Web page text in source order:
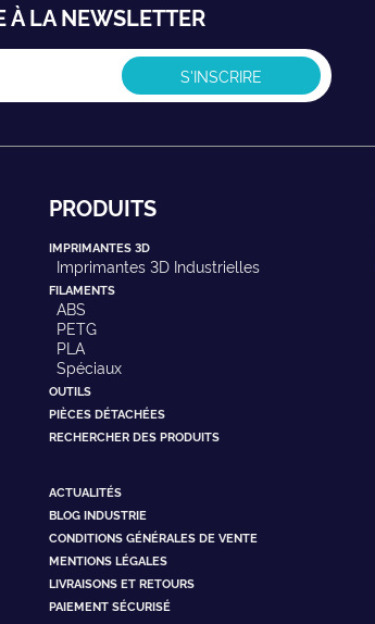
À LA NEWSLETTER
PRODUITS
IMPRIMANTES 3D
Imprimantes 3D Industrielles
FILAMENTS
ABS
PETG
PLA
Spéciaux
OUTILS
PIÈCES DÉTACHÉES
RECHERCHER DES PRODUITS
ACTUALITÉS
BLOG INDUSTRIE
CONDITIONS GÉNÉRALES DE VENTE
MENTIONS LÉGALES
LIVRAISONS ET RETOURS
PAIEMENT SÉCURISÉ